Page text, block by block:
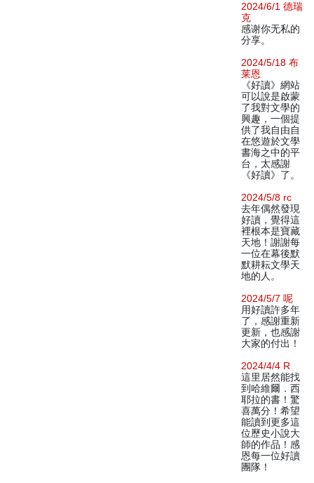
2024/6/1 德瑞
克
感谢你无私的
分享。
2024/5/18 布
莱恩
《好讀》網站
可以說是啟蒙
了我對文學的
興趣，一個提
供了我自由自
在悠遊於文學
書海之中的平
台，太感謝
《好讀》了。
2024/5/8 rc
去年偶然發現
好讀，覺得這
裡根本是寶藏
天地！謝謝每
一位在幕後默
默耕耘文學天
地的人。
2024/5/7 呢
用好讀許多年
了，感謝重新
更新，也感謝
大家的付出！
2024/4/4 R
這里居然能找
到哈維爾．西
耶拉的書！驚
喜萬分！希望
能讀到更多這
位歷史小說大
師的作品！感
恩每一位好讀
團隊！